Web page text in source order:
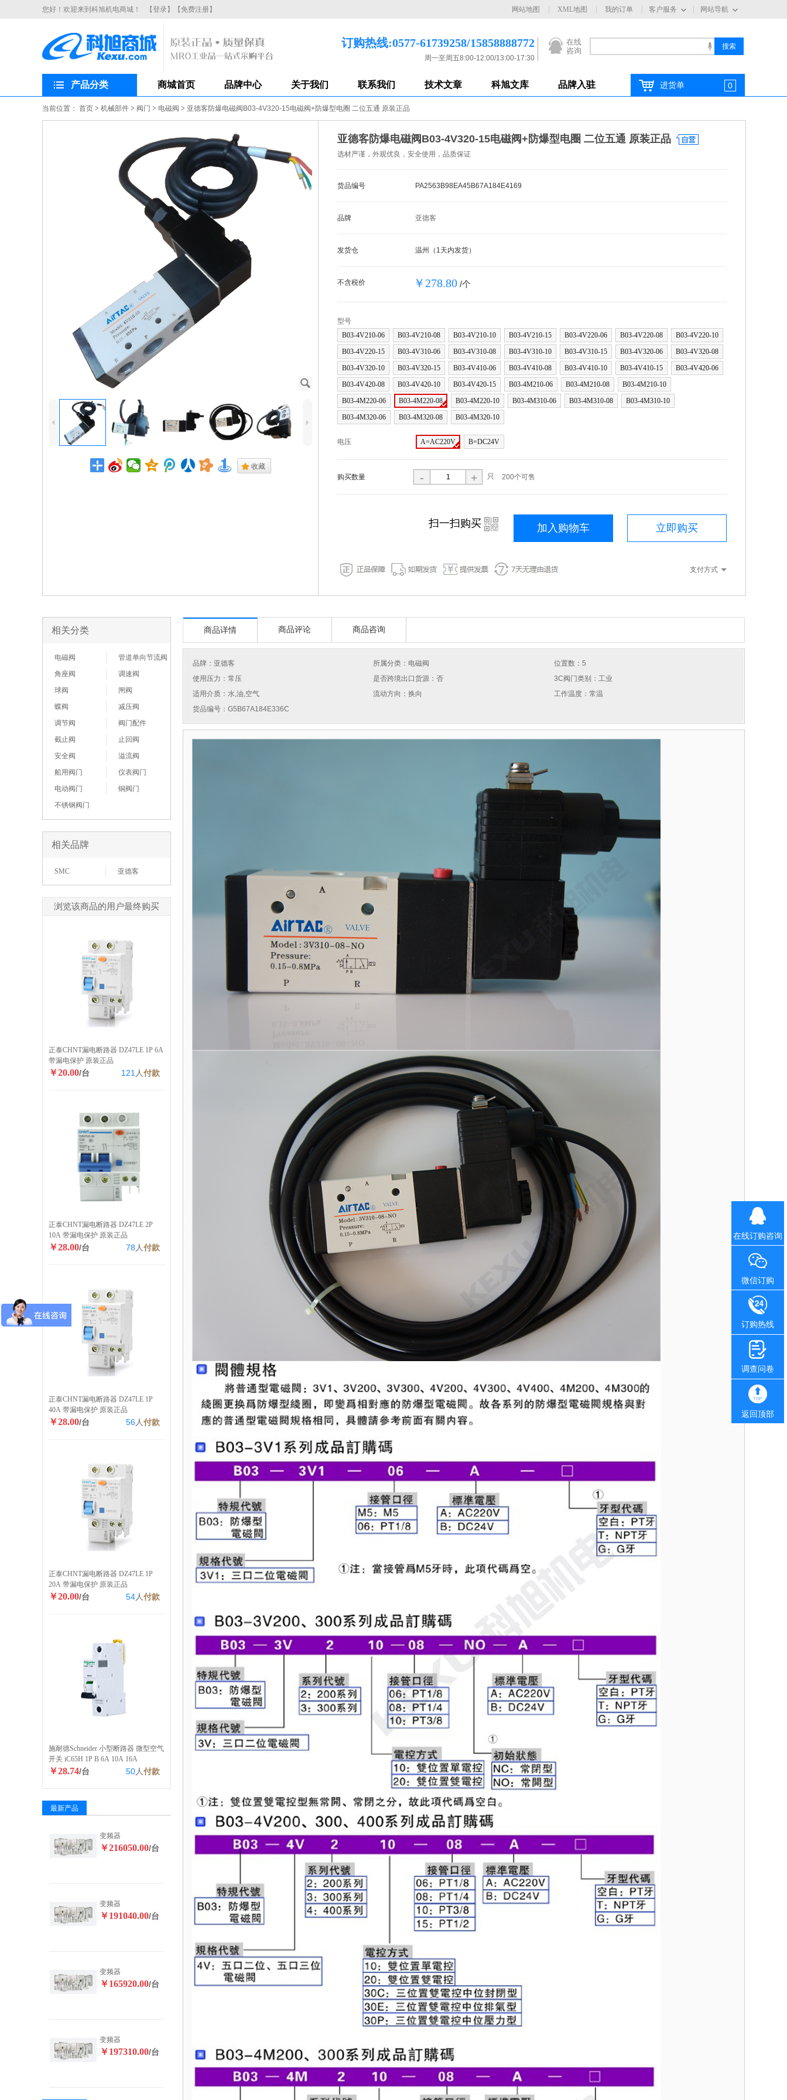
您好！欢迎来到科旭机电商城！ 【登录】 【免费注册】 网站导航
客户服务
网站地图 XML地图 我的订单
在线
咨询
订购热线:0577-61739258/15858888772
周一至周五8:00-12:00/13:00-17:30
产品分类 商城首页 品牌中心 关于我们 联系我们 技术文章 科旭文库 品牌入驻 进货单 0
当前位置： 首页 > 机械部件 > 阀门 > 电磁阀 > 亚德客防爆电磁阀B03-4V320-15电磁阀+防爆型电圈 二位五通 原装正品
J
4 5
. 收藏
亚德客防爆电磁阀B03-4V320-15电磁阀+防爆型电圈 二位五通 原装正品
选材严谨，外观优良，安全使用，品质保证
货品编号 PA2563B98EA45B67A184E4169
品牌 亚德客
发货仓 温州（1天内发货）
不含税价 ￥278.80 /个
型号
B03-4V210-06
B03-4V210-08 B03-4V210-10 B03-4V210-15 B03-4V220-06 B03-4V220-08
B03-4V220-10
B03-4V220-15
B03-4V310-06 B03-4V310-08 B03-4V310-10 B03-4V310-15 B03-4V320-06
B03-4V320-08
B03-4V320-10
B03-4V320-15 B03-4V410-06 B03-4V410-08 B03-4V410-10 B03-4V410-15
B03-4V420-06
B03-4V420-08
B03-4V420-10 B03-4V420-15 B03-4M210-06 B03-4M210-08
B03-4M210-10
B03-4M220-06
B03-4M220-08 B03-4M220-10 B03-4M310-06 B03-4M310-08
B03-4M310-10
B03-4M320-06
B03-4M320-08 B03-4M320-10
电压 A=AC220V B=DC24V
购买数量 - + 只 200个可售
立即购买
加入购物车
扫一扫购买 i
支付方式
相关分类
电磁阀
管道单向节流阀
角座阀
调速阀
球阀
闸阀
蝶阀
减压阀
调节阀
阀门配件
截止阀
止回阀
安全阀
溢流阀
船用阀门
仪表阀门
电动阀门
铜阀门
不锈钢阀门
相关品牌
SMC 亚德客
浏览该商品的用户最终购买
正泰CHNT漏电断路器 DZ47LE 1P 6A
带漏电保护 原装正品
￥20.00/台 121 人付款
正泰CHNT漏电断路器 DZ47LE 2P
10A 带漏电保护 原装正品
￥28.00/台 78 人付款
正泰CHNT漏电断路器 DZ47LE 1P
40A 带漏电保护 原装正品
￥28.00/台 56人付款
正泰CHNT漏电断路器 DZ47LE 1P
20A 带漏电保护 原装正品
￥20.00/台 54人付款
施耐德Schneider 小型断路器 微型空气
开关 iC65H 1P B 6A 10A 16A
￥28.74/台 50人付款
最新产品
变频器
￥216050.00/台
变频器
￥191040.00/台
变频器
￥165920.00/台
变频器
￥197310.00/台
商品详情 商品评论 商品咨询
品牌： 亚德客 所属分类：电磁阀
位置数：5
使用压力：常压
是否跨境出口货源：否
3C阀门类别：工业
适用介质：水,油,空气
流动方向：换向
工作温度：常温
货品编号：G5B67A184E336C
在线订购咨询
微信订购
订购热线
调查问卷
返回顶部